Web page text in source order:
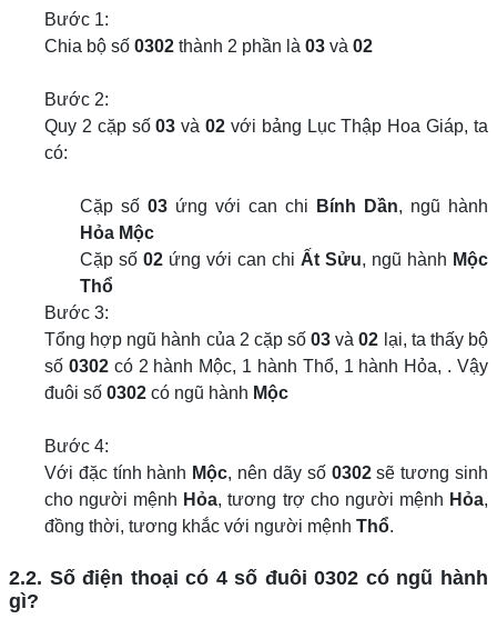
Bước 1:
Chia bộ số 0302 thành 2 phần là 03 và 02
Bước 2:
Quy 2 cặp số03 và02 với bảng Lục Thập Hoa Giáp, ta
có:
Cặp số 03 ứng với can chi Bính Dần, ngũ hành
Hỏa Mộc
Cặp số 02 ứng với can chi Ất Sửu, ngũ hành Mộc
Thổ
Bước 3:
Tổng hợp ngũ hành của 2 cặp số03 và02 lại, ta thấy bộ
số 0302có 2 hành Mộc, 1 hành Thổ, 1 hành Hỏa, . Vậy
đuôi số 0302 có ngũ hành Mộc
Bước 4:
Với đặc tính hành Mộc, nên dãy số 0302sẽ tương sinh
cho người mệnh Hỏa, tương trợ cho người mệnh Hỏa,
đồng thời, tương khắc với người mệnh Thổ.
2.2. Số điện thoại có 4 số đuôi 0302 có ngũ hành
gì?